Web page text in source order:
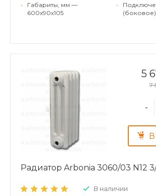
•
Габариты, мм —
600x90x105
•
(боковое)
5
7
-
Радиатор Arbonia 3060/03 N12
В наличии